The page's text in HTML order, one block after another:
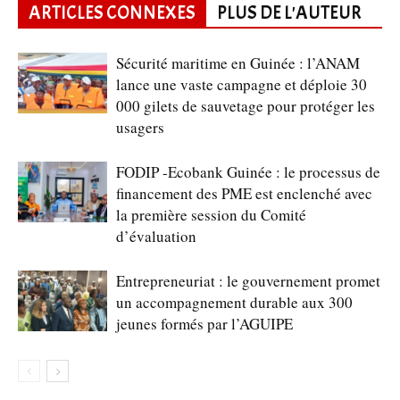
ARTICLES CONNEXES PLUS DE L'AUTEUR
Sécurité maritime en Guinée : l’ANAM
lance une vaste campagne et déploie 30
000 gilets de sauvetage pour protéger les
usagers
FODIP -Ecobank Guinée : le processus de
financement des PME est enclenché avec
la première session du Comité
d’évaluation
Entrepreneuriat : le gouvernement promet
un accompagnement durable aux 300
jeunes formés par l’AGUIPE